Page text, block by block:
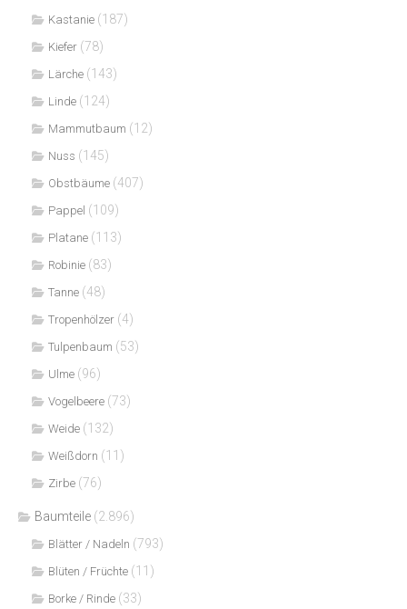
Kastanie (187)
Kiefer (78)
Lärche (143)
Linde (124)
Mammutbaum (12)
Nuss (145)
Obstbäume (407)
Pappel (109)
Platane (113)
Robinie (83)
Tanne (48)
Tropenhölzer (4)
Tulpenbaum (53)
Ulme (96)
Vogelbeere (73)
Weide (132)
Weißdorn (11)
Zirbe (76)
Baumteile (2.896)
Blätter / Nadeln (793)
Blüten / Früchte (11)
Borke / Rinde (33)